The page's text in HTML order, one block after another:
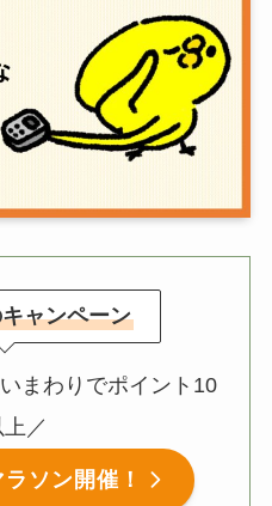
ャンペーン
まわりでポイント10
／
ソン開催！